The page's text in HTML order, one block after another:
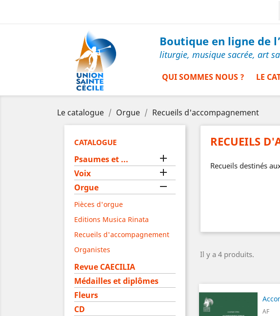
Boutique en ligne de
liturgie, musique sacrée, art
QUI SOMMES NOUS ? LE
Le catalogue Orgue Recueils d'accompagnement
CATALOGUE
Psaumes et ... 
Voix 
Orgue 
Pièces d'orgue
Editions Musica Rinata
Recueils d'accompagnement
Organistes
Revue CAECILIA
Médailles et diplômes
Fleurs
CD
RECUEILS
Recueils destinés
Il y a 4 produits.
AF